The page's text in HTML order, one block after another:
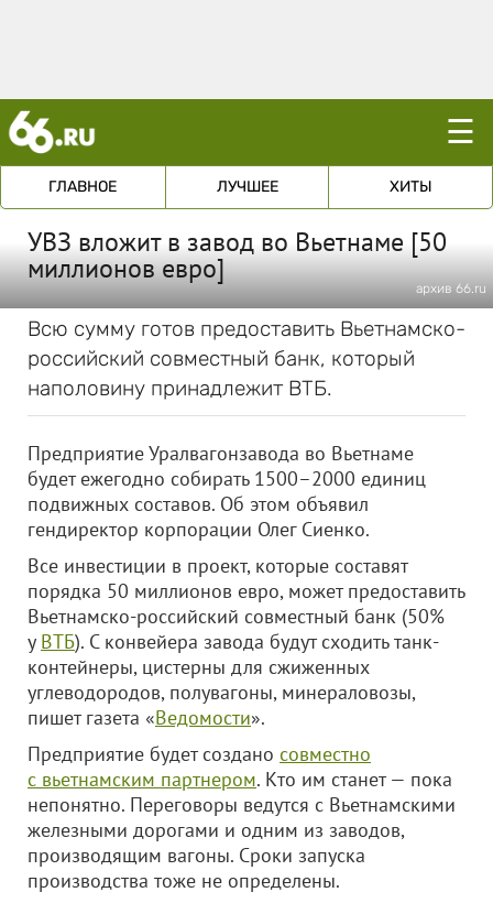
☰
ГЛАВНОЕ ЛУЧШЕЕ ХИТЫ
УВЗ вложит в завод во Вьетнаме [50
миллионов евро]
архив 66.ru
Всю сумму готов предоставить Вьетнамско-
российский совместный банк, который
наполовину принадлежит ВТБ.
Предприятие Уралвагонзавода во Вьетнаме
будет ежегодно собирать 1500–2000 единиц
подвижных составов. Об этом объявил
гендиректор корпорации Олег Сиенко.
Все инвестиции в проект, которые составят
порядка 50 миллионов евро, может предоставить
Вьетнамско-российский совместный банк (50%
у ВТБ). С конвейера завода будут сходить танк-
контейнеры, цистерны для сжиженных
углеводородов, полувагоны, минераловозы,
пишет газета «Ведомости».
Предприятие будет создано совместно
с вьетнамским партнером. Кто им станет — пока
непонятно. Переговоры ведутся с Вьетнамскими
железными дорогами и одним из заводов,
производящим вагоны. Сроки запуска
производства тоже не определены.